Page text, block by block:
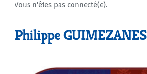
Agenda
Vous n'êtes pas connecté(e).
Philippe GUIMEZANES